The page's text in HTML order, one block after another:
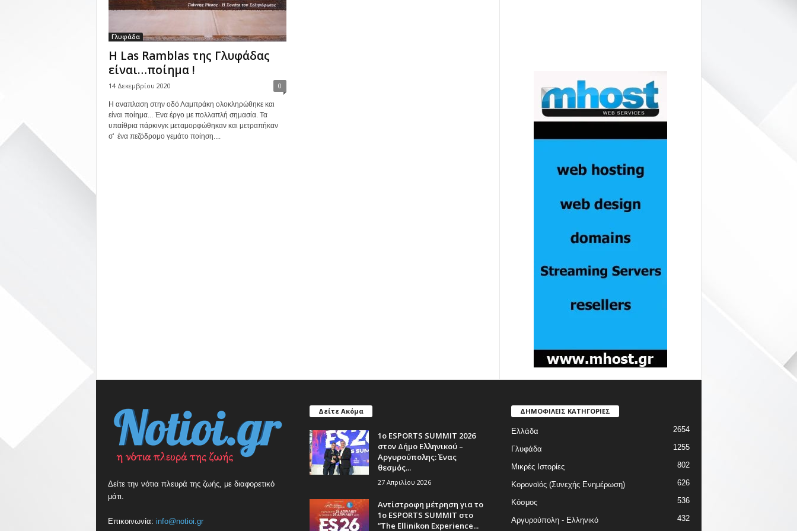
Γλυφάδα
Η Las Ramblas της Γλυφάδας
είναι…ποίημα !
14 Δεκεμβρίου 2020 0
Η αναπλαση στην οδό Λαμπράκη ολοκληρώθηκε και
είναι ποίημα... Ένα έργο με πολλαπλή σημασία. Τα
υπαίθρια πάρκινγκ μεταμορφώθηκαν και μετραπήκαν
σ' ένα πεζόδρομο γεμάτο ποίηση....
Δείτε την νότια πλευρά της ζωής, με διαφορετικό
μάτι.
Επικοινωνία: info@notioi.gr
Δείτε Ακόμα
1ο ESPORTS SUMMIT 2026
στον Δήμο Ελληνικού –
Αργυρούπολης: Ένας
θεσμός...
27 Απριλίου 2026
Αντίστροφη μέτρηση για το
1ο ESPORTS SUMMIT στο
”The Ellinikon Experience...
ΔΗΜΟΦΙΛΕΙΣ ΚΑΤΗΓΟΡΙΕΣ
Ελλάδα 2654
Γλυφάδα 1255
Μικρές Ιστορίες 802
Κορονοϊός (Συνεχής Ενημέρωση) 626
Κόσμος 536
Αργυρούπολη - Ελληνικό 432